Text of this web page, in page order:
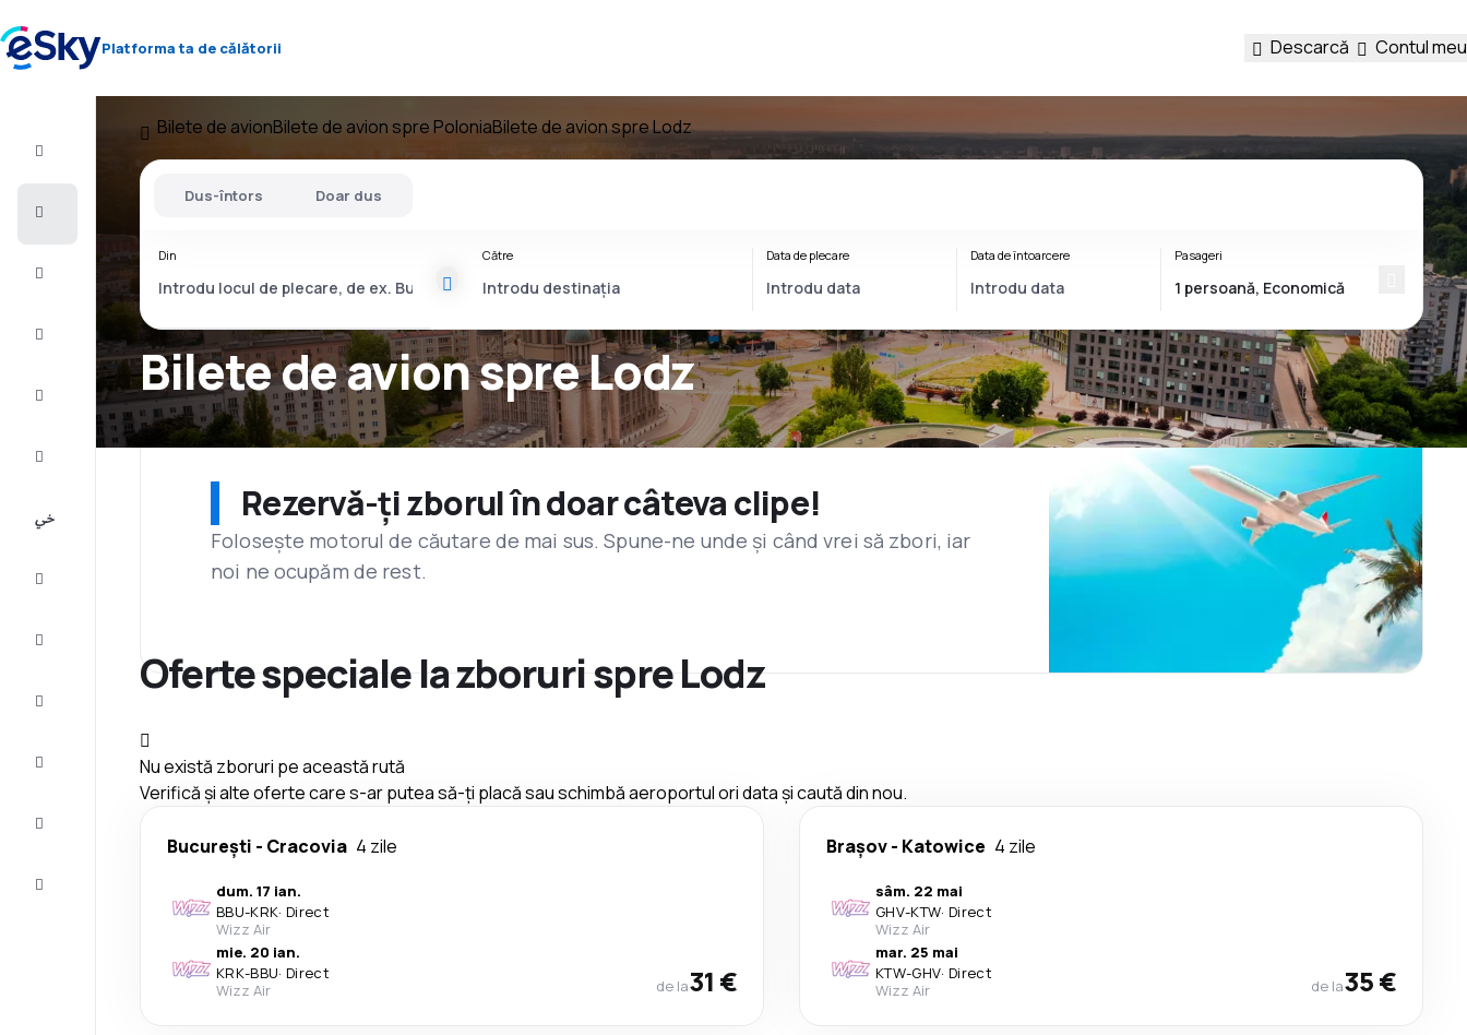
Platforma ta de călătorii Descarcă Contul meu
2026/27
Bilete de avionBilete de avion spre PoloniaBilete de avion spre Lodz
Bilete de avion spre Lodz
Dus-întors Doar dus
Din Către Data de plecare Data de întoarcere Pasageri
Rezervă-ți zborul în doar câteva clipe!
Folosește motorul de căutare de mai sus. Spune-ne unde și când vrei să zbori, iar
noi ne ocupăm de rest.
Oferte speciale la zboruri spre Lodz
Nu există zboruri pe această rută
Verifică și alte oferte care s-ar putea să-ți placă sau schimbă aeroportul ori data și caută din nou.
București - Cracovia 4 zile
dum. 17 ian.
BBU-KRK· Direct
Wizz Air
mie. 20 ian.
KRK-BBU· Direct
Wizz Air
de la31 €
Brașov- Katowice 4 zile
sâm. 22 mai
GHV-KTW· Direct
Wizz Air
mar. 25 mai
KTW-GHV· Direct
Wizz Air
de la35 €